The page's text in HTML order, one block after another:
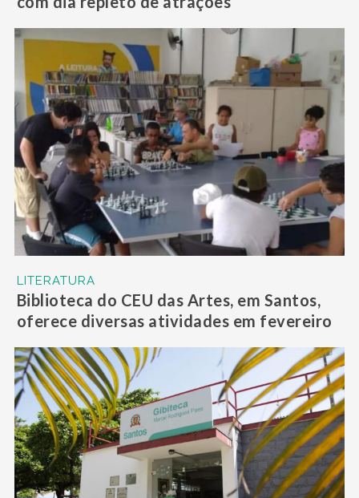
LITERATURA
Biblioteca do CEU das Artes, em Santos,
oferece diversas atividades em fevereiro